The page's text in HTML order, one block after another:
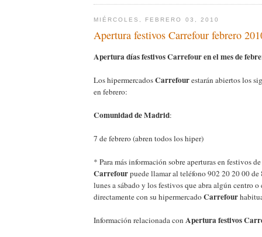
MIÉRCOLES, FEBRERO 03, 2010
Apertura festivos Carrefour febrero
Apertura días festivos Carrefour en el mes de
Los hipermercadosCarrefourestarán abiertos los
en febrero:
Comunidad de Madrid:
7 de febrero (abren todos los hiper)
* Para más información sobre aperturas en festivos
Carrefourpuede llamar al teléfono 902 20 20 00 de
lunes a sábado y los festivos que abra algún centro
directamente con su hipermercadoCarrefour
Información relacionada con Apertura festivos